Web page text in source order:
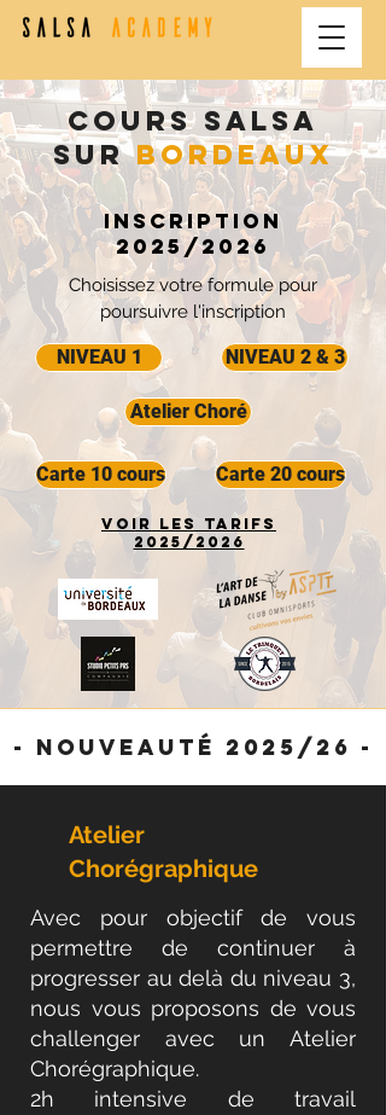
Cours salsa
surbordeaux
Inscription
2025/2026
Choisissez votre formule pour
poursuivre l'inscription
NIVEAU 1 NIVEAU 2 & 3
Atelier Choré
Carte 10 cours Carte 20 cours
Voir les tarifs
2025/2026
- Nouveauté 2025/26 -
Atelier
Chorégraphique
Avec pour objectif de vous
permettre de continuer à
progresser au delà du niveau 3,
nous vous proposons de vous
challenger avec un Atelier
Chorégraphique.
2h intensive de travail